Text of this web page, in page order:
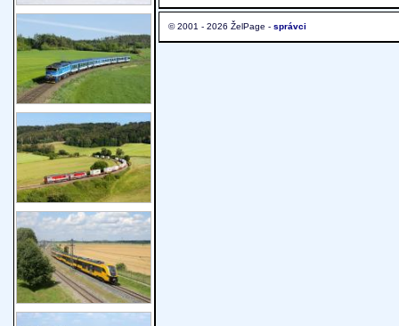
© 2001 - 2026 ŽelPage - správci